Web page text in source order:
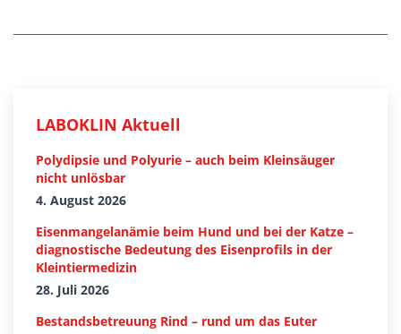
LABOKLIN Aktuell
Polydipsie und Polyurie – auch beim Kleinsäuger
nicht unlösbar
4. August 2026
Eisenmangelanämie beim Hund und bei der Katze –
diagnostische Bedeutung des Eisenprofils in der
Kleintiermedizin
28. Juli 2026
Bestandsbetreuung Rind – rund um das Euter